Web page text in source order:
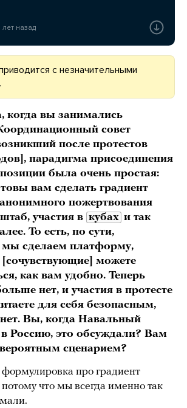
лет назад
с незначительными
когда вы занимались
совет
после протестов
парадигма присоединения
была очень простая:
вам сделать градиент
пожертвования
участия в кубах и так
То есть, по сути,
мы сделаем платформу,
можете
как вам удобно. Теперь
нет, и участия в протесте
для себя безопасным,
Вы, когда Навальный
Россию, это обсуждали? Вам
сценарием?
про градиент
что мы всегда именно так